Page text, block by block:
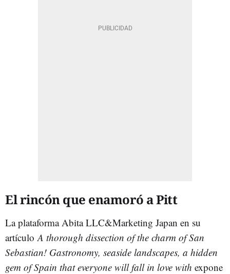
El rincón que enamoró a Pitt
La plataforma Abita LLC&Marketing Japan en su
artículoA thorough dissection of the charm of San
Sebastian! Gastronomy, seaside landscapes, a hidden
gem of Spain that everyone will fall in love with expone